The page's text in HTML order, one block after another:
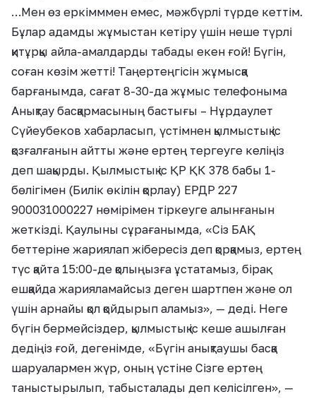
…Мен өз еркімммен емес, мәжбүрлі түрде кеттім.
Бұлар адамды жұмыстан кетіру үшін неше түрлі
қитұрқы айла-амалдарды табады екен ғой! Бүгін,
соған көзім жетті! Таңертеңгісін жұмысқа
барғанымда, сағат 8-30-да жұмыс телефоныма
Анықтау басқармасының бастығы – Нұрдаулет
Сүйеубеков хабарласып, үстімнен қылмыстық іс
қозғалғанын айтты және ертең тергеуге келіңіз
деп шақырды. Қылмыстық іс ҚР ҚК 378 бабы 1-
бөлігімен (Билік өкілін қорлау) ЕРДР 227
900031000227 нөмірімен тіркеуге алынғанын
жеткізді. Қаулыны сұрағанымда, «Сіз БАҚ
беттеріне жариялап жібересіз деп қорқамыз, ертең
түс қайта 15:00-де қолыңызға ұстатамыз, бірақ
ешқайда жарияламайсыз деген шартпен және ол
үшін арнайы қол қойдырып аламыз», — деді. Неге
бүгін бермейсіздер, қылмыстық іс кеше ашылған
дедіңіз ғой, дегенімде, «Бүгін анықтаушы басқа
шаруалармен жүр, оның үстіне Сізге ертең
таныстырылып, табысталады деп келісілген», —